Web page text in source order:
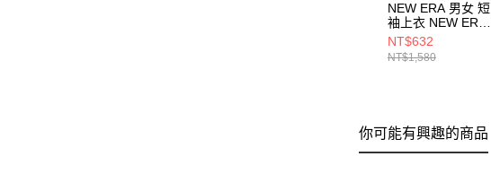
NEW ERA 男女 短
袖上衣 NEW ERA
BASIC NEW ERA
NE14148873
NT$632
NT$1,580
你可能有興趣的商品